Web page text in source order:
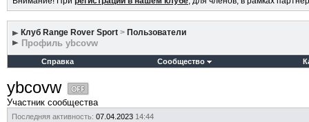
Клуб Range Rover Sport > Пользователи
Профиль ybcovw
Справка Сообщество
ybcovw
Участник сообщества
Последняя активность: 07.04.2023 14:44